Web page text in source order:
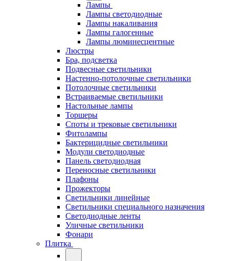
Лампы
Лампы светодиодные
Лампы накаливания
Лампы галогенные
Лампы люминесцентные
Люстры
Бра, подсветка
Подвесные светильники
Настенно-потолочные светильники
Потолочные светильники
Встраиваемые светильники
Настольные лампы
Торшеры
Споты и трековые светильники
Фитолампы
Бактерицидные светильники
Модули светодиодные
Панель светодиодная
Переносные светильники
Плафоны
Прожекторы
Светильники линейные
Светильники специального назначения
Светодиодные ленты
Уличные светильники
Фонари
Плитка